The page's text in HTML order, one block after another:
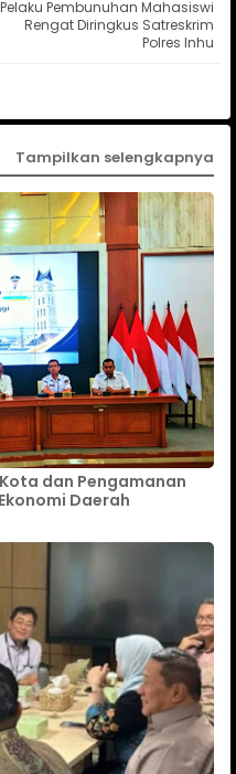
ats
Pelaku Pembunuhan Mahasiswi
Rengat Diringkus Satreskrim
Polres Inhu
Tampilkan selengkapnya
dan Pengamanan
Daerah